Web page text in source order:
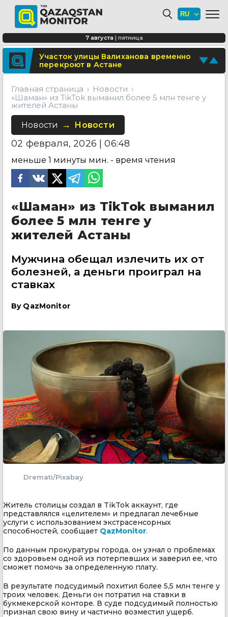
Поделитесь новостью
Отправьте свои новости и события
7 августа | пятница
Минтранспорта утвердило новые
расценки для проезда по БАКАД
СОР и СОЧ планируют отменить для
учеников начальных классов в
Казахстане
Участок улицы Валиханова временно
перекроют в Астане
Главная страница
Новости
«Шаман» из TikTok выманил более 5 млн тенге у
жителей Астаны
Новости Новости
02 февраля, 2026 | 06:48
меньше 1 минуты мин. - время чтения
«Шаман» из TikTok выманил
более 5 млн тенге у
жителей Астаны
Мужчина обещал излечить их от
болезней, а деньги проиграл на
ставках
By QazMonitor
Dremati/Pixabay
Житель столицы создал в TikTok аккаунт, где
представлялся «целителем» и предлагал лечебные
услуги с использованием экстрасенсорных
способностей, сообщает QazMonitor.
По данным прокуратуры города, он узнал о проблемах
со здоровьем одной из потерпевших и заверил ее, что
сможет помочь за определенную плату.
В результате подсудимый похитил более 5,5 млн тенге у
троих человек. Деньги он потратил на ставки в
букмекерской конторе. В суде подсудимый полностью
признал свою вину и частично возместил ущерб.